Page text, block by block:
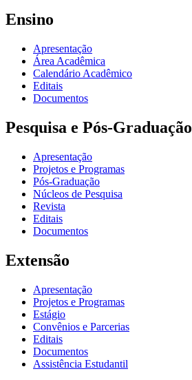
Ensino
Apresentação
Área Acadêmica
Calendário Acadêmico
Editais
Documentos
Pesquisa e Pós-Graduação
Apresentação
Projetos e Programas
Pós-Graduação
Núcleos de Pesquisa
Revista
Editais
Documentos
Extensão
Apresentação
Projetos e Programas
Estágio
Convênios e Parcerias
Editais
Documentos
Assistência Estudantil